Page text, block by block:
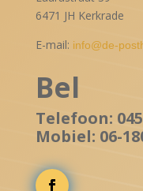
6471 JH Kerkrade
E-mail: info@de-
Bel
Telefoon:
Mobiel: 06-